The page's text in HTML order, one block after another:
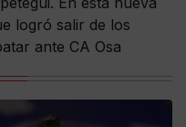
logró salir de los
ante CA Osa